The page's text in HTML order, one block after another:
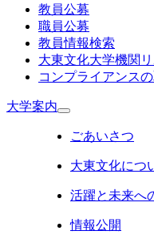
教員公募
職員公募
教員情報検索
大東文化大学機関
コンプライアンス
大学案内
ごあいさつ
大東文化につ
活躍と未来へ
情報公開